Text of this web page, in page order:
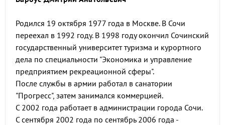
Родился 19 октября 1977 года в Москве. В Сочи
переехал в 1992 году. В 1998 году окончил Сочинский
государственный университет туризма и курортного
дела по специальности "Экономика и управление
предприятием рекреационной сферы".
После службы в армии работал в санатории
"Прогресс", затем занимался коммерцией.
С 2002 года работает в администрации города Сочи.
С сентября 2002 года по сентябрь 2006 года -